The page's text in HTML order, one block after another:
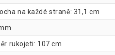
na každé straně: 31,1 cm
rukojeti: 107 cm